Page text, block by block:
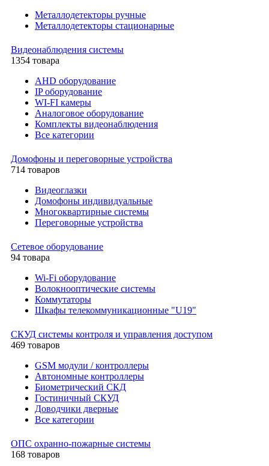
Металлодетекторы ручные
Металлодетекторы стационарные
Видеонаблюдения cистемы
1354 товара
AHD оборудование
IP оборудование
WI-FI камеры
Аналоговое оборудование
Комплекты видеонаблюдения
Все категории
Домофоны и переговорные устройства
714 товаров
Видеоглазки
Домофоны индивидуальные
Многоквартирные системы
Переговорные устройства
Сетевое оборудование
94 товара
Wi-Fi оборудование
Волокнооптические системы
Коммутаторы
Шкафы телекоммуникационные "U19"
СКУД системы контроля и управления доступом
469 товаров
GSM модули / контроллеры
Автономные контроллеры
Биометрический СКД
Гостиничный СКУД
Доводчики дверные
Все категории
ОПС охранно-пожарные системы
168 товаров